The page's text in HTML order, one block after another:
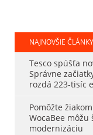
NAJNOVŠIE ČLÁNKY
Tesco spúšťa
Správne
rozdá 223-tisíc
Pomôžte
WocaBee môžu
modernizáciu